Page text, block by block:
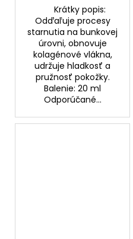
Krátky popis:
Odďaľuje procesy
starnutia na bunkovej
úrovni, obnovuje
kolagénové vlákna,
udržuje hladkosť a
pružnosť pokožky.
Balenie: 20 ml
Odporúčané...